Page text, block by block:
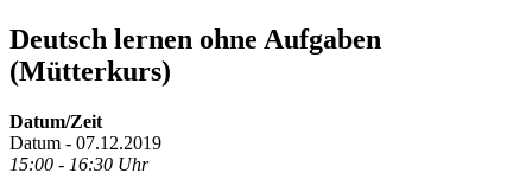
Deutsch lernen ohne Aufgaben
(Mütterkurs)
Datum/Zeit
Datum - 07.12.2019
15:00 - 16:30 Uhr